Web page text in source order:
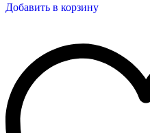
Добавить в корзину